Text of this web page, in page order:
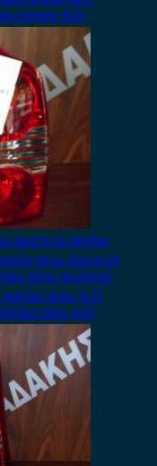
εμπρός δεξί
αριστερό φανάρι
πίσω αριστερό
πίσω δεξί